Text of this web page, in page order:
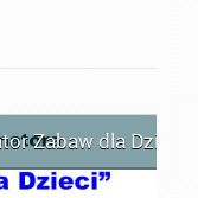
Zabaw dla Dzieci